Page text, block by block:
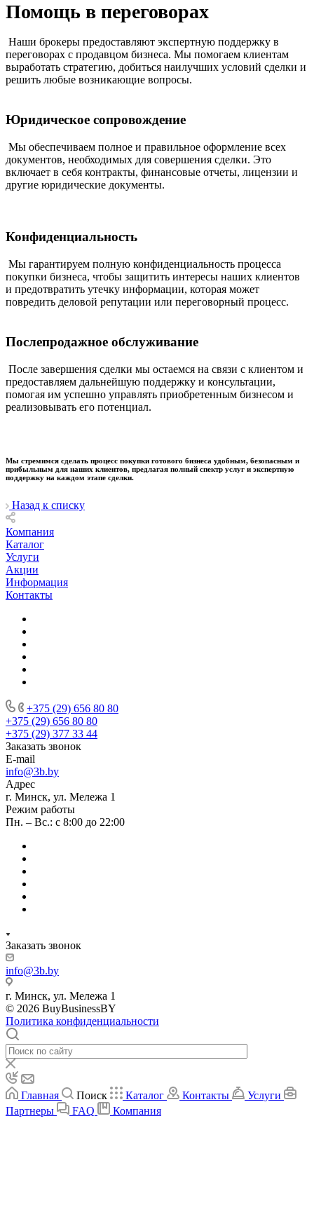
Помощь в переговорах
Наши брокеры предоставляют экспертную поддержку в
переговорах с продавцом бизнеса. Мы помогаем клиентам
выработать стратегию, добиться наилучших условий сделки и
решить любые возникающие вопросы.
Юридическое сопровождение
Мы обеспечиваем полное и правильное оформление всех
документов, необходимых для совершения сделки. Это
включает в себя контракты, финансовые отчеты, лицензии и
другие юридические документы.
Конфиденциальность
Мы гарантируем полную конфиденциальность процесса
покупки бизнеса, чтобы защитить интересы наших клиентов
и предотвратить утечку информации, которая может
повредить деловой репутации или переговорный процесс.
Послепродажное обслуживание
После завершения сделки мы остаемся на связи с клиентом и
предоставляем дальнейшую поддержку и консультации,
помогая им успешно управлять приобретенным бизнесом и
реализовывать его потенциал.
Мы стремимся сделать процесс покупки готового бизнеса удобным, безопасным и
прибыльным для наших клиентов, предлагая полный спектр услуг и экспертную
поддержку на каждом этапе сделки.
Назад к списку
Компания
Каталог
Услуги
Акции
Информация
Контакты
+375 (29) 656 80 80
+375 (29) 656 80 80
+375 (29) 377 33 44
Заказать звонок
E-mail
info@3b.by
Адрес
г. Минск, ул. Мележа 1
Режим работы
Пн. – Вс.: с 8:00 до 22:00
Заказать звонок
info@3b.by
г. Минск, ул. Мележа 1
© 2026 BuyBusinessBY
Политика конфиденциальности
Главная Поиск Каталог Контакты
Услуги
Партнеры
FAQ Компания